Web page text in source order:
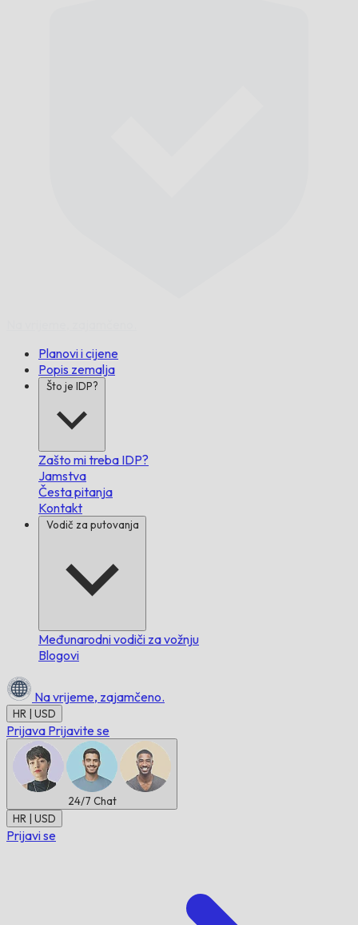
Planovi i cijene
Popis zemalja
Što je IDP?
Zašto mi treba IDP?
Jamstva
Česta pitanja
Kontakt
Vodič za putovanja
Međunarodni vodiči za vožnju
Blogovi
Na vrijeme, zajamčeno.
HR | USD
Prijava Prijavite se
24/7 Chat
HR | USD
Prijavi se